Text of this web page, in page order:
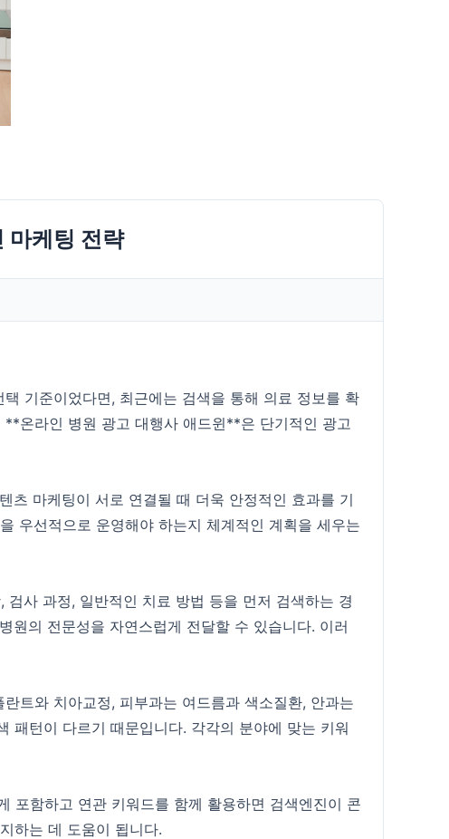
마케팅 전략
기준이었다면, 최근에는 검색을 통해 의료 정보를 확
온라인 병원 광고 대행사 애드윈**은 단기적인 광고
츠 마케팅이 서로 연결될 때 더욱 안정적인 효과를 기
우선적으로 운영해야 하는지 체계적인 계획을 세우는
사 과정, 일반적인 치료 방법 등을 먼저 검색하는 경
원의 전문성을 자연스럽게 전달할 수 있습니다. 이러
트와 치아교정, 피부과는 여드름과 색소질환, 안과는
패턴이 다르기 때문입니다. 각각의 분야에 맞는 키워
포함하고 연관 키워드를 함께 활용하면 검색엔진이 콘
하는 데 도움이 됩니다.